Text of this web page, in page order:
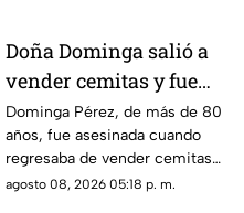
Doña Dominga salió a
vender cemitas y fue
asesinada al regresar a
casa; así fue la agresión
(VIDEO)
Dominga Pérez, de más de 80
años, fue asesinada cuando
regresaba de vender cemitas
en Chachapa. La Fiscalía de
agosto 08, 2026 05:18 p. m.